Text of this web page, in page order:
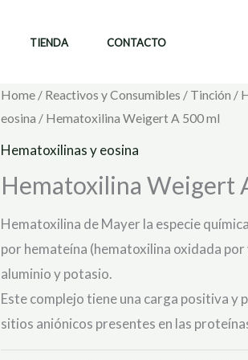
TIENDA CONTACTO
Home / Reactivos y Consumibles / Tinción /
eosina / Hematoxilina Weigert A 500 ml
Hematoxilinas y eosina
Hematoxilina Weigert
Hematoxilina de Mayer la especie
por hemateína (hematoxilina oxidada
aluminio y potasio.
Este complejo tiene una carga positiva y
sitios aniónicos presentes en las